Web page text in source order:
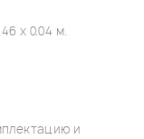
x 0.04 м.
и